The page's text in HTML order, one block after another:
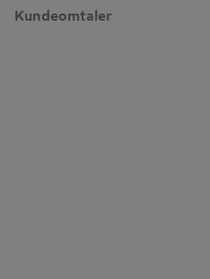
Kundeomtaler